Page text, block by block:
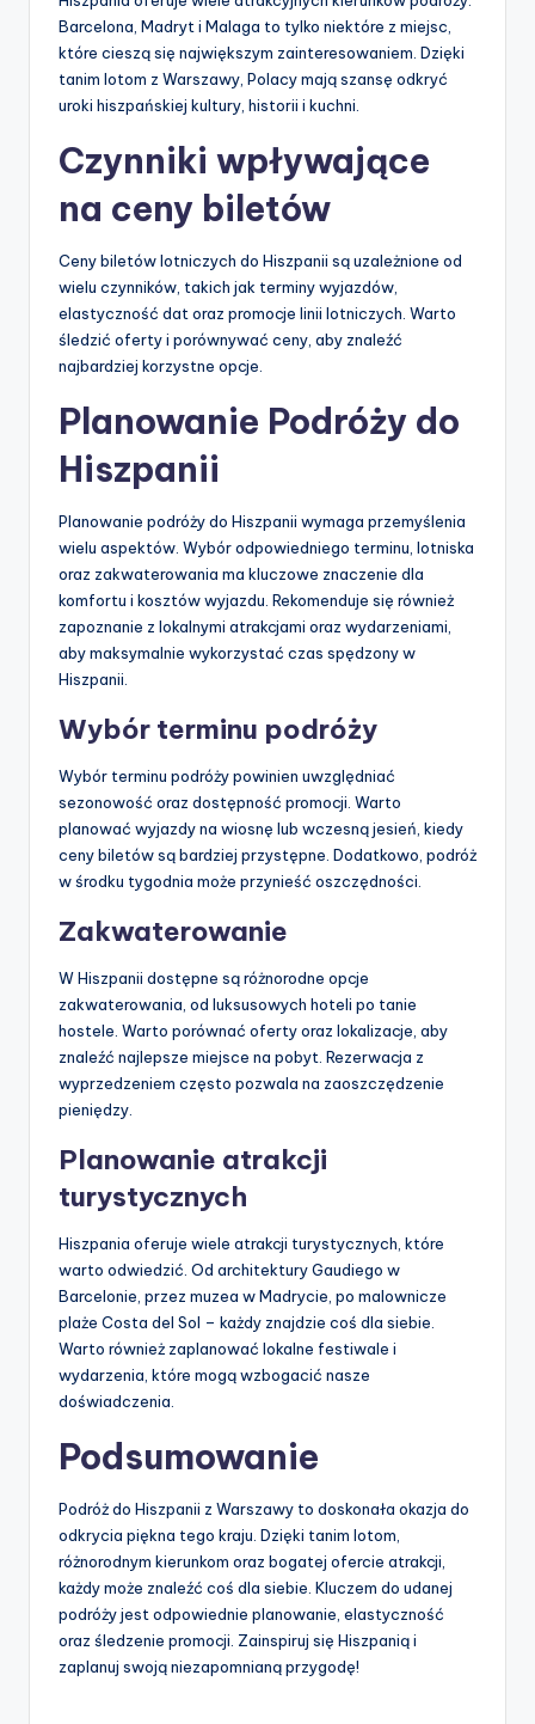
Barcelona, Madryt i Malaga to tylko niektóre z miejsc,
które cieszą się największym zainteresowaniem. Dzięki
tanim lotom z Warszawy, Polacy mają szansę odkryć
uroki hiszpańskiej kultury, historii i kuchni.
Czynniki wpływające
na ceny biletów
Ceny biletów lotniczych do Hiszpanii są uzależnione od
wielu czynników, takich jak terminy wyjazdów,
elastyczność dat oraz promocje linii lotniczych. Warto
śledzić oferty i porównywać ceny, aby znaleźć
najbardziej korzystne opcje.
Planowanie Podróży do
Hiszpanii
Planowanie podróży do Hiszpanii wymaga przemyślenia
wielu aspektów. Wybór odpowiedniego terminu, lotniska
oraz zakwaterowania ma kluczowe znaczenie dla
komfortu i kosztów wyjazdu. Rekomenduje się również
zapoznanie z lokalnymi atrakcjami oraz wydarzeniami,
aby maksymalnie wykorzystać czas spędzony w
Hiszpanii.
Wybór terminu podróży
Wybór terminu podróży powinien uwzględniać
sezonowość oraz dostępność promocji. Warto
planować wyjazdy na wiosnę lub wczesną jesień, kiedy
ceny biletów są bardziej przystępne. Dodatkowo, podróż
w środku tygodnia może przynieść oszczędności.
Zakwaterowanie
W Hiszpanii dostępne są różnorodne opcje
zakwaterowania, od luksusowych hoteli po tanie
hostele. Warto porównać oferty oraz lokalizacje, aby
znaleźć najlepsze miejsce na pobyt. Rezerwacja z
wyprzedzeniem często pozwala na zaoszczędzenie
pieniędzy.
Planowanie atrakcji
turystycznych
Hiszpania oferuje wiele atrakcji turystycznych, które
warto odwiedzić. Od architektury Gaudiego w
Barcelonie, przez muzea w Madrycie, po malownicze
plaże Costa del Sol – każdy znajdzie coś dla siebie.
Warto również zaplanować lokalne festiwale i
wydarzenia, które mogą wzbogacić nasze
doświadczenia.
Podsumowanie
Podróż do Hiszpanii z Warszawy to doskonała okazja do
odkrycia piękna tego kraju. Dzięki tanim lotom,
różnorodnym kierunkom oraz bogatej ofercie atrakcji,
każdy może znaleźć coś dla siebie. Kluczem do udanej
podróży jest odpowiednie planowanie, elastyczność
oraz śledzenie promocji. Zainspiruj się Hiszpanią i
zaplanuj swoją niezapomnianą przygodę!